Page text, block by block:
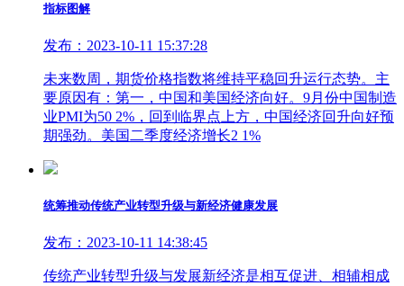
指标图解
发布：2023-10-11 15:37:28
未来数周，期货价格指数将维持平稳回升运行态势。主
要原因有：第一，中国和美国经济向好。9月份中国制造
业PMI为50 2%，回到临界点上方，中国经济回升向好预
期强劲。美国二季度经济增长2 1%
统筹推动传统产业转型升级与新经济健康发展
发布：2023-10-11 14:38:45
传统产业转型升级与发展新经济是相互促进、相辅相成